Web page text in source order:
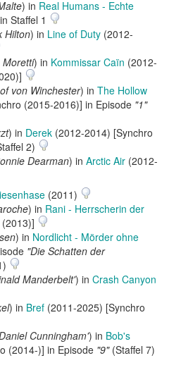
) in Real Humans - Echte
Staffel 1
Hilton) in Line of Duty (2012-
Moretti) in Kommissar Caïn (2012-
von Winchester) in The Hollow
(2015-2016)] in Episode "1"
) in Derek (2012-2014) [Synchro
2)
Dearman) in Arctic Air (2012-
(2011)
) in Rani - Herrscherin der
) in Nordlicht - Mörder ohne
"Die Schatten der
Manderbelt') in Crash Canyon
) in Bref (2011-2025) [Synchro
Cunningham') in Bob's
(2014-)] in Episode "9"(Staffel 7)